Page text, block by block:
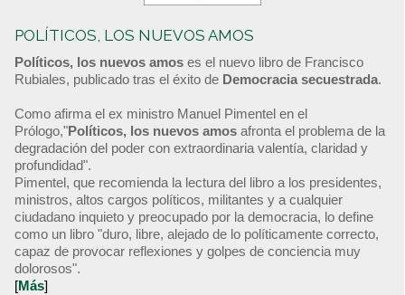
POLÍTICOS, LOS NUEVOS AMOS
Políticos, los nuevos amos es el nuevo libro de Francisco
Rubiales, publicado tras el éxito de Democracia secuestrada.
Como afirma el ex ministro Manuel Pimentel en el
Prólogo,"Políticos, los nuevos amos afronta el problema de la
degradación del poder con extraordinaria valentía, claridad y
profundidad".
Pimentel, que recomienda la lectura del libro a los presidentes,
ministros, altos cargos políticos, militantes y a cualquier
ciudadano inquieto y preocupado por la democracia, lo define
como un libro "duro, libre, alejado de lo políticamente correcto,
capaz de provocar reflexiones y golpes de conciencia muy
dolorosos".
[Más]